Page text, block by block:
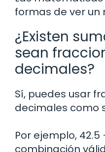
formas de ver un
¿Existen
sean
decimales?
Sí, puedes usar
decimales como
Por ejemplo, 42.5
combinación